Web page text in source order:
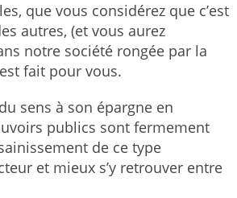
que vous considérez que c’est
autres, (et vous aurez
notre société rongée par la
fait pour vous.
sens à son épargne en
publics sont fermement
de ce type
et mieux s’y retrouver entre